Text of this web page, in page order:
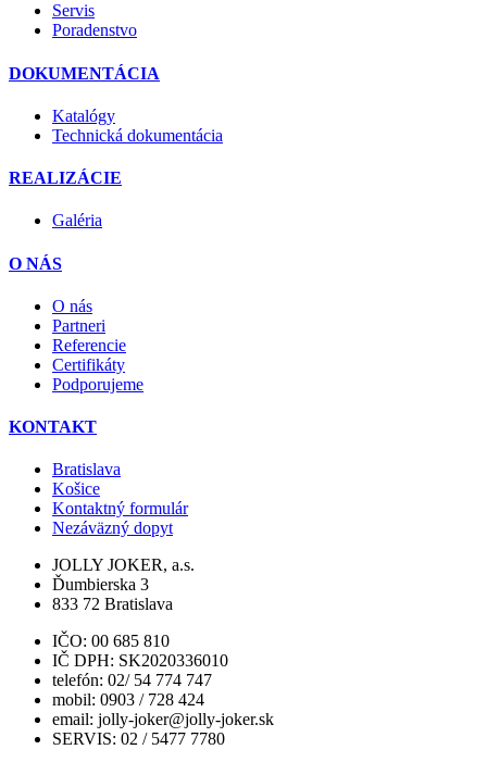
Servis
Poradenstvo
DOKUMENTÁCIA
Katalógy
Technická dokumentácia
REALIZÁCIE
Galéria
O NÁS
O nás
Partneri
Referencie
Certifikáty
Podporujeme
KONTAKT
Bratislava
Košice
Kontaktný formulár
Nezáväzný dopyt
JOLLY JOKER, a.s.
Ďumbierska 3
833 72 Bratislava
IČO: 00 685 810
IČ DPH: SK2020336010
telefón: 02/ 54 774 747
mobil: 0903 / 728 424
email: jolly-joker@jolly-joker.sk
SERVIS: 02 / 5477 7780